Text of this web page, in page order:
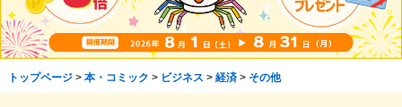
トップページ> 本・コミック > ビジネス > 経済> その他